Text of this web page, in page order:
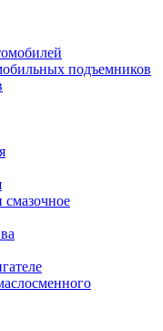
подъемников
смазочное